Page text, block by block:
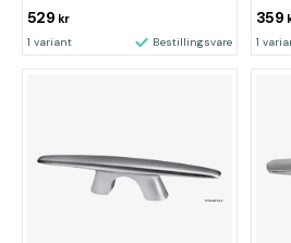
529 kr
1 variant Bestillingsvare
359
1